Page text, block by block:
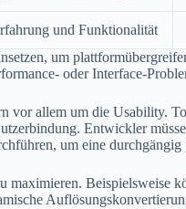
und Funktionalität
um
oder Interface-
vor allem um die Usability.
Entwickler
um eine
Beispielsweise